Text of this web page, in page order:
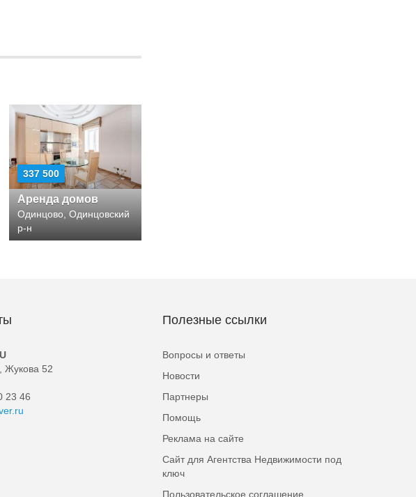
337 500
Аренда домов
Одинцово, Одинцовский
р-н
Жукова 52
23 46
Полезные ссылки
Вопросы и ответы
Новости
Партнеры
Помощь
Реклама на сайте
Сайт для Агентства Недвижимости под
ключ
Пользовательское соглашение